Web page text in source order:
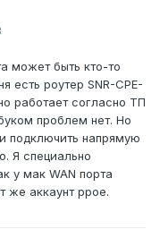
может быть кто-то
есть роутер SNR-CPE-
работает согласно ТП
проблем нет. Но
подключить напрямую
Я специально
у мак WAN порта
же аккаунт ppoe.